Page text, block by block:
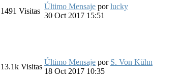
1491 Visitas
Último Mensaje porlucky
30 Oct 2017 15:51
13.1k Visitas
Último Mensaje por S. Von Kühn
18 Oct 2017 10:35